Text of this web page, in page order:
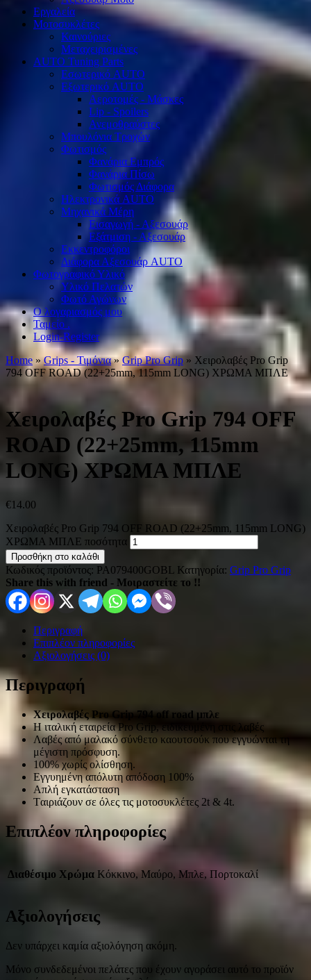
Εργαλεία
Μοτοσυκλέτες
Καινούριες
Μεταχειρισμένες
AUTO Tuning Parts
Εσωτερικό AUTO
Εξωτερικό AUTO
Αεροτομές - Μάσκες
Lip - Spoilers
Ανεμοθραύστες
Μπουλόνια Τροχών
Φωτισμός
Φανάρια Εμπρός
Φανάρια Πίσω
Φωτισμός Διάφορα
Ηλεκτρονικά AUTO
Μηχανικά Μέρη
Εισαγωγή - Αξεσουάρ
Εξάτμιση - Αξεσουάρ
Εκκεντροφόροι
Διάφορα Αξεσουάρ AUTO
Φωτογραφικό Υλικό
Υλικό Πελατών
Φωτό Αγώνων
Ο λογαριασμός μου
Ταμείο .
Login-Register
Home »Grips - Τιμόνια»Grip Pro Grip » Χειρολαβές Pro Grip
794 OFF ROAD (22+25mm, 115mm LONG) ΧΡΩΜΑ ΜΠΛΕ
Χειρολαβές Pro Grip 794 OFF
ROAD (22+25mm, 115mm
LONG) ΧΡΩΜΑ ΜΠΛΕ
€14.00
Χειρολαβές Pro Grip 794 OFF ROAD (22+25mm, 115mm LONG)
ΧΡΩΜΑ ΜΠΛΕ ποσότητα
Προσθήκη στο καλάθι
Κωδικός προϊόντος: PA079400GOBL Κατηγορία: Grip Pro Grip
Share this with friend - Μοιραστείτε το !!
Περιγραφή
Επιπλέον πληροφορίες
Αξιολογήσεις (0)
Περιγραφή
Χειρολαβές Pro Grip 794 off road μπλε
Η ιταλική εταιρεία Pro Grip, ειδικευμένη στις λαβές
Λαβές από μαλακό σύνθετο καουτσούκ που εγγυώνται τη
μέγιστη πρόσφυση.
100% χωρίς ολίσθηση.
Εγγυημένη απόλυτη απόδοση 100%
Απλή εγκατάσταση
Tαιριάζουν σε όλες τις μοτοσυκλέτες 2t & 4t.
Επιπλέον πληροφορίες
Διαθέσιμο Χρώμα Κόκκινο, Μαύρο, Μπλε, Πορτοκαλί
Αξιολογήσεις
Δεν υπάρχει καμία αξιολόγηση ακόμη.
Μόνο συνδεδεμένοι πελάτες που έχουν αγοράσει αυτό το προϊόν